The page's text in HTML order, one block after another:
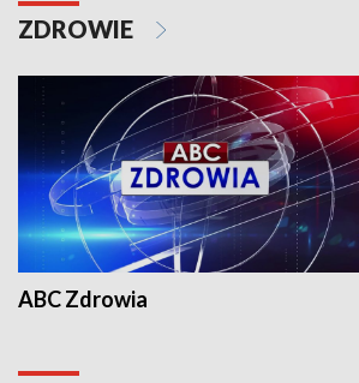
ZDROWIE
ABC Zdrowia